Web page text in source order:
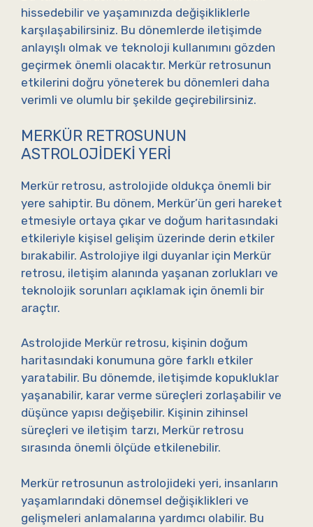
hissedebilir ve yaşamınızda değişikliklerle
karşılaşabilirsiniz. Bu dönemlerde iletişimde
anlayışlı olmak ve teknoloji kullanımını gözden
geçirmek önemli olacaktır. Merkür retrosunun
etkilerini doğru yöneterek bu dönemleri daha
verimli ve olumlu bir şekilde geçirebilirsiniz.
MERKÜR RETROSUNUN
ASTROLOJIDEKI YERI
Merkür retrosu, astrolojide oldukça önemli bir
yere sahiptir. Bu dönem, Merkür’ün geri hareket
etmesiyle ortaya çıkar ve doğum haritasındaki
etkileriyle kişisel gelişim üzerinde derin etkiler
bırakabilir. Astrolojiye ilgi duyanlar için Merkür
retrosu, iletişim alanında yaşanan zorlukları ve
teknolojik sorunları açıklamak için önemli bir
araçtır.
Astrolojide Merkür retrosu, kişinin doğum
haritasındaki konumuna göre farklı etkiler
yaratabilir. Bu dönemde, iletişimde kopukluklar
yaşanabilir, karar verme süreçleri zorlaşabilir ve
düşünce yapısı değişebilir. Kişinin zihinsel
süreçleri ve iletişim tarzı, Merkür retrosu
sırasında önemli ölçüde etkilenebilir.
Merkür retrosunun astrolojideki yeri, insanların
yaşamlarındaki dönemsel değişiklikleri ve
gelişmeleri anlamalarına yardımcı olabilir. Bu